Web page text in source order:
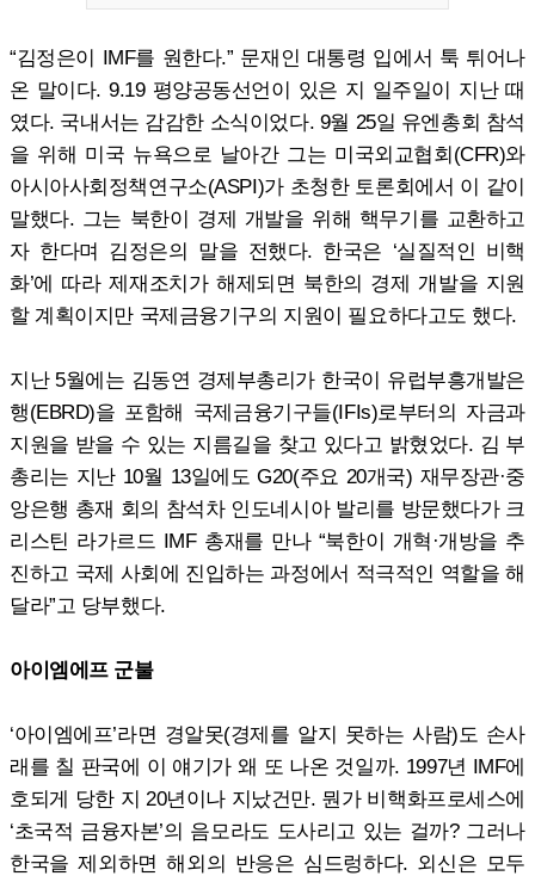
“김정은이 IMF를 원한다.” 문재인 대통령 입에서 툭 튀어나
온 말이다. 9.19 평양공동선언이 있은 지 일주일이 지난 때
였다. 국내서는 감감한 소식이었다. 9월 25일 유엔총회 참석
을 위해 미국 뉴욕으로 날아간 그는 미국외교협회(CFR)와
아시아사회정책연구소(ASPI)가 초청한 토론회에서 이 같이
말했다. 그는 북한이 경제 개발을 위해 핵무기를 교환하고
자 한다며 김정은의 말을 전했다. 한국은 ‘실질적인 비핵
화’에 따라 제재조치가 해제되면 북한의 경제 개발을 지원
할 계획이지만 국제금융기구의 지원이 필요하다고도 했다.
지난 5월에는 김동연 경제부총리가 한국이 유럽부흥개발은
행(EBRD)을 포함해 국제금융기구들(IFIs)로부터의 자금과
지원을 받을 수 있는 지름길을 찾고 있다고 밝혔었다. 김 부
총리는 지난 10월 13일에도 G20(주요 20개국) 재무장관·중
앙은행 총재 회의 참석차 인도네시아 발리를 방문했다가 크
리스틴 라가르드 IMF 총재를 만나 “북한이 개혁·개방을 추
진하고 국제 사회에 진입하는 과정에서 적극적인 역할을 해
달라”고 당부했다.
아이엠에프 군불
‘아이엠에프’라면 경알못(경제를 알지 못하는 사람)도 손사
래를 칠 판국에 이 얘기가 왜 또 나온 것일까. 1997년 IMF에
호되게 당한 지 20년이나 지났건만. 뭔가 비핵화프로세스에
‘초국적 금융자본’의 음모라도 도사리고 있는 걸까? 그러나
한국을 제외하면 해외의 반응은 심드렁하다. 외신은 모두